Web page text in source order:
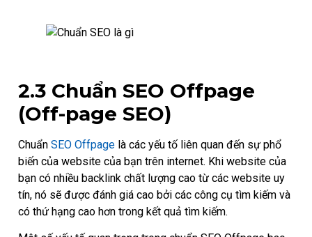
2.3 Chuẩn SEO Offpage
(Off-page SEO)
Chuẩn SEO Offpage là các yếu tố liên quan đến sự phổ
biến của website của bạn trên internet. Khi website của
bạn có nhiều backlink chất lượng cao từ các website uy
tín, nó sẽ được đánh giá cao bởi các công cụ tìm kiếm và
có thứ hạng cao hơn trong kết quả tìm kiếm.